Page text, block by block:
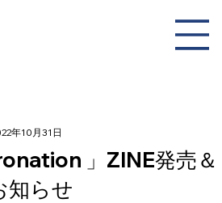
」ZINE発売＆
知らせ
年10月31日